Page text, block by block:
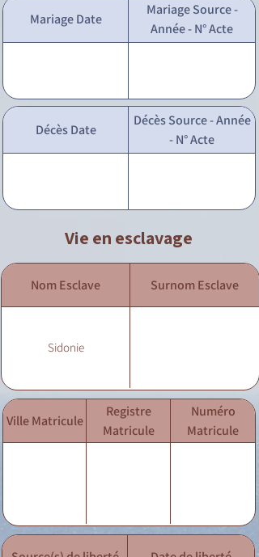
Mariage Date
Mariage Source -
Année - N° Acte
Décès Date
Décès Source - Année
- N° Acte
Vie en esclavage
Nom Esclave Surnom Esclave
Sidonie
Ville Matricule
Registre
Matricule
Numéro
Matricule